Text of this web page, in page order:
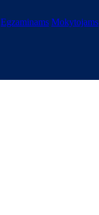
Egzaminams Mokytojams